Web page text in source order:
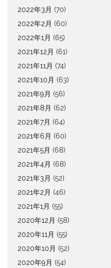
2022年3月 (70)
2022年2月 (60)
2022年1月 (65)
2021年12月 (61)
2021年11月 (74)
2021年10月 (63)
2021年9月 (56)
2021年8月 (62)
2021年7月 (64)
2021年6月 (60)
2021年5月 (68)
2021年4月 (68)
2021年3月 (52)
2021年2月 (46)
2021年1月 (55)
2020年12月 (58)
2020年11月 (55)
2020年10月 (52)
2020年9月 (54)